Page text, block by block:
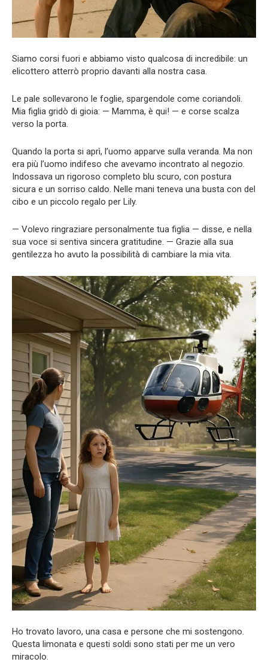
Siamo corsi fuori e abbiamo visto qualcosa di incredibile: un
elicottero atterrò proprio davanti alla nostra casa.
Le pale sollevarono le foglie, spargendole come coriandoli.
Mia figlia gridò di gioia: — Mamma, è qui! — e corse scalza
verso la porta.
Quando la porta si aprì, l’uomo apparve sulla veranda. Ma non
era più l’uomo indifeso che avevamo incontrato al negozio.
Indossava un rigoroso completo blu scuro, con postura
sicura e un sorriso caldo. Nelle mani teneva una busta con del
cibo e un piccolo regalo per Lily.
— Volevo ringraziare personalmente tua figlia — disse, e nella
sua voce si sentiva sincera gratitudine. — Grazie alla sua
gentilezza ho avuto la possibilità di cambiare la mia vita.
Ho trovato lavoro, una casa e persone che mi sostengono.
Questa limonata e questi soldi sono stati per me un vero
miracolo.